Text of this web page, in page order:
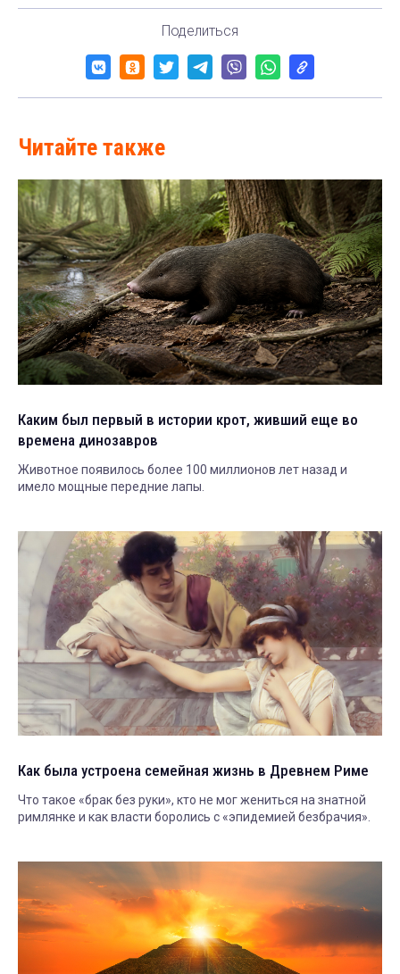
Поделиться
Читайте также
Каким был первый в истории крот, живший еще во
времена динозавров
Животное появилось более 100 миллионов лет назад и
имело мощные передние лапы.
Как была устроена семейная жизнь в Древнем Риме
Что такое «брак без руки», кто не мог жениться на знатной
римлянке и как власти боролись с «эпидемией безбрачия».